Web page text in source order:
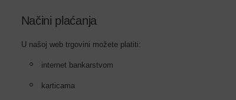
Načini plaćanja
U našoj web trgovini možete platiti:
internet bankarstvom
karticama